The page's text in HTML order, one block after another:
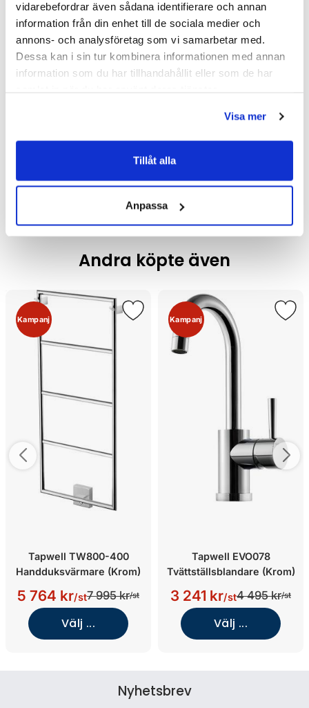
vidarebefordrar även sådana identifierare och annan
information från din enhet till de sociala medier och
annons- och analysföretag som vi samarbetar med.
Dessa kan i sin tur kombinera informationen med annan
information som du har tillhandahållit eller som de har
Visa mer
Tillåt alla
Anpassa
(Koppar)
21 456 kr
Välj ...
Tapwell ARM7268 ED2
Takduschpaket Inbyggnad
(Brushed Nickel)
Välj ...
Andra köpte även
Kampanj
Tapwell TW800-400
Handduksvärmare (Krom)
5 764 kr/st7 995 kr/st
Välj ...
Kampanj
Tapwell EVO078
Tvättställsblandare (Krom)
3 241 kr/st4 495 kr/st
Välj ...
Nyhetsbrev